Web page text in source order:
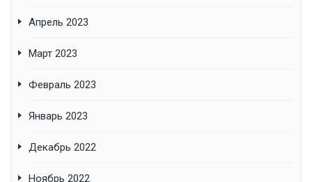
Апрель 2023
Март 2023
Февраль 2023
Январь 2023
Декабрь 2022
Ноябрь 2022